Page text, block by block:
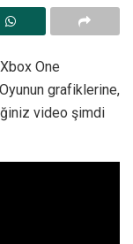
One
grafiklerine,
video şimdi